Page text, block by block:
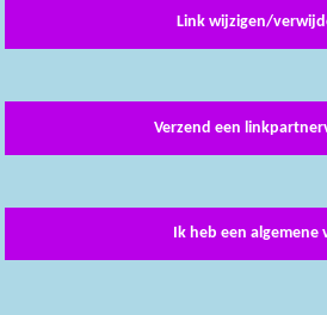
Link wijzigen/
Verzend een
Ik heb een algemene